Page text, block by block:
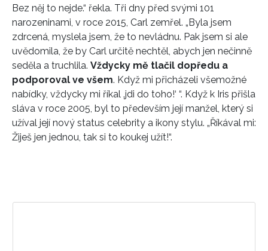
Bez něj to nejde.“ řekla. Tři dny před svými 101
narozeninami, v roce 2015, Carl zemřel. „Byla jsem
zdrcená, myslela jsem, že to nevládnu. Pak jsem si ale
uvědomila, že by Carl určitě nechtěl, abych jen nečinně
seděla a truchlila. Vždycky mě tlačil dopředu a
podporoval ve všem. Když mi přicházeli všemožné
nabídky, vždycky mi říkal ‚jdi do toho!‘ “. Když k Iris přišla
sláva v roce 2005, byl to především její manžel, který si
užíval její nový status celebrity a ikony stylu. „Říkával mi:
Žiješ jen jednou, tak si to koukej užít!“.